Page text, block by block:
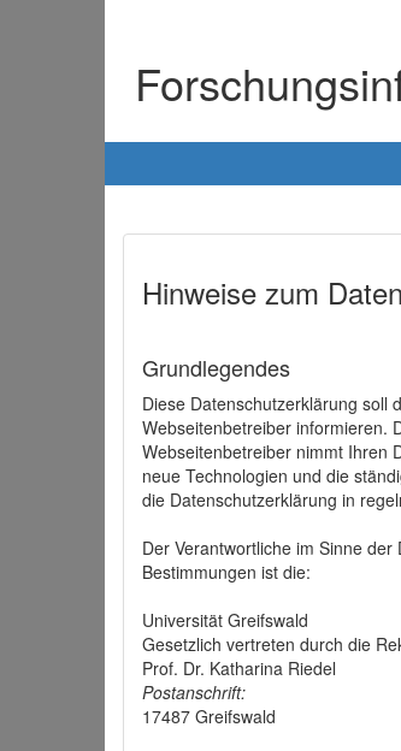
Hinweise zum
Grundlegendes
Diese Datenschutzerklärung soll
Webseitenbetreiber informieren.
Webseitenbetreiber nimmt Ihren
neue Technologien und die
die Datenschutzerklärung in
Der Verantwortliche im Sinne
Bestimmungen ist die:
Universität Greifswald
Gesetzlich vertreten durch die
Prof. Dr. Katharina Riedel
Postanschrift:
17487 Greifswald